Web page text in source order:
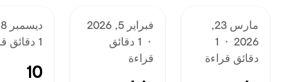
مارس 23,
2026
·
1
دقائق قراءة
فبراير 5, 2026
·
1 دقائق
قراءة
ديسمبر 18, 2025
1 دقائق قراءة
10